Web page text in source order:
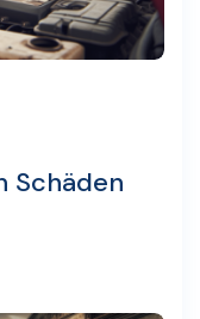
Schäden